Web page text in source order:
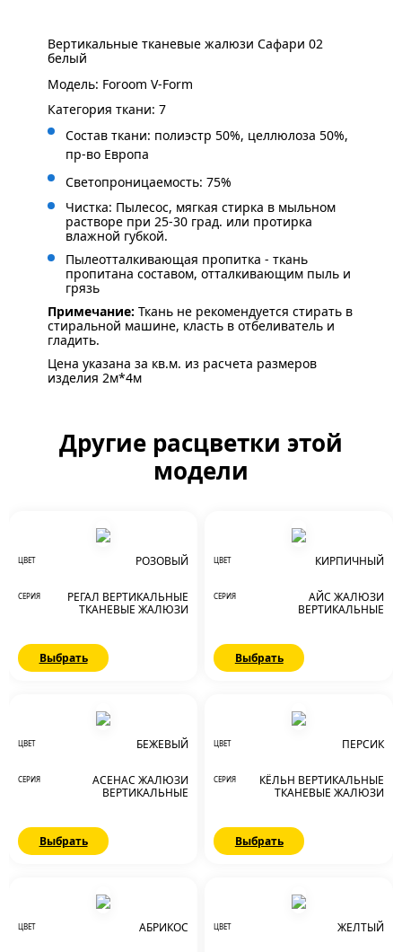
Вертикальные тканевые жалюзи Сафари 02
белый
Модель: Foroom V-Form
Категория ткани: 7
Состав ткани: полиэстр 50%, целлюлоза 50%,
пр-во Европа
Светопроницаемость: 75%
Чистка: Пылесос, мягкая стирка в мыльном
растворе при 25-30 град. или протирка
влажной губкой.
Пылеотталкивающая пропитка - ткань
пропитана составом, отталкивающим пыль и
грязь
Примечание: Ткань не рекомендуется стирать в
стиральной машине, класть в отбеливатель и
гладить.
Цена указана за кв.м. из расчета размеров
изделия 2м*4м
Другие расцветки этой
модели
ЦВЕТ РОЗОВЫЙ
СЕРИЯ
РЕГАЛ ВЕРТИКАЛЬНЫЕ
ТКАНЕВЫЕ ЖАЛЮЗИ
Выбрать
ЦВЕТ КИРПИЧНЫЙ
СЕРИЯ
АЙС ЖАЛЮЗИ
ВЕРТИКАЛЬНЫЕ
Выбрать
ЦВЕТ БЕЖЕВЫЙ
СЕРИЯ
АСЕНАС ЖАЛЮЗИ
ВЕРТИКАЛЬНЫЕ
Выбрать
ЦВЕТ ПЕРСИК
СЕРИЯ
КЁЛЬН ВЕРТИКАЛЬНЫЕ
ТКАНЕВЫЕ ЖАЛЮЗИ
Выбрать
ЦВЕТ АБРИКОС ЦВЕТ ЖЕЛТЫЙ